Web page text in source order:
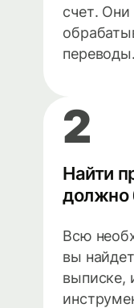
счет.
переводы.
2
Найти
должно
Всю
вы